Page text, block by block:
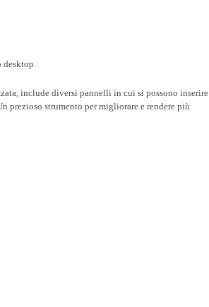
desktop.
include diversi pannelli in cui si possono inserire
prezioso strumento per migliorare e rendere più